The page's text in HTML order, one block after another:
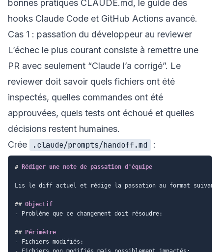
bonnes pratiques CLAUDE.md, le guide des
hooks Claude Code et GitHub Actions avancé.
Cas 1 : passation du développeur au reviewer
L’échec le plus courant consiste à remettre une
PR avec seulement “Claude l’a corrigé”. Le
reviewer doit savoir quels fichiers ont été
inspectés, quelles commandes ont été
approuvées, quels tests ont échoué et quelles
décisions restent humaines.
Crée
.claude/prompts/handoff.md :
# Rédiger une note de passation d'équipe
Lis le diff actuel et rédige la passation au format
## Objectif
- Problème que ce changement doit résoudre:
## Périmètre
-